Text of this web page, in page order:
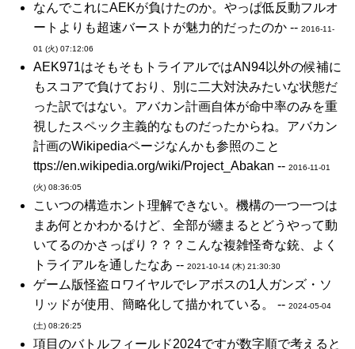
なんでこれにAEKが負けたのか。やっぱ低反動フルオ
ートよりも超速バーストが魅力的だったのか -- 2016-11-
01 (火) 07:12:06
AEK971はそもそもトライアルではAN94以外の候補に
もスコアで負けており、別に二大対決みたいな状態だ
った訳ではない。アバカン計画自体が命中率のみを重
視したスペック主義的なものだったからね。アバカン
計画のWikipediaページなんかも参照のこと
ttps://en.wikipedia.org/wiki/Project_Abakan -- 2016-11-01
(火) 08:36:05
こいつの構造ホント理解できない。機構の一つ一つは
まあ何とかわかるけど、全部が纏まるとどうやって動
いてるのかさっぱり？？？こんな複雑怪奇な銃、よく
トライアルを通したなあ -- 2021-10-14 (木) 21:30:30
ゲーム版怪盗ロワイヤルでレアボスの1人ガンズ・ソ
リッドが使用、簡略化して描かれている。 -- 2024-05-04
(土) 08:26:25
項目のバトルフィールド2024ですが数字順で考えると